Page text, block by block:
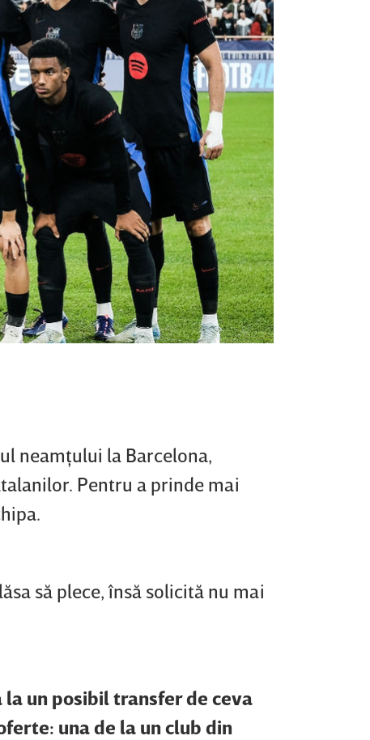
neamţului la Barcelona,
Pentru a prinde mai
să plece, însă solicită nu mai
un posibil transfer de ceva
una de la un club din